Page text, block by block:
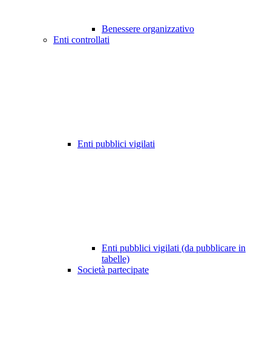
Benessere organizzativo
Enti controllati
Enti pubblici vigilati
Enti pubblici vigilati (da pubblicare in
tabelle)
Società partecipate